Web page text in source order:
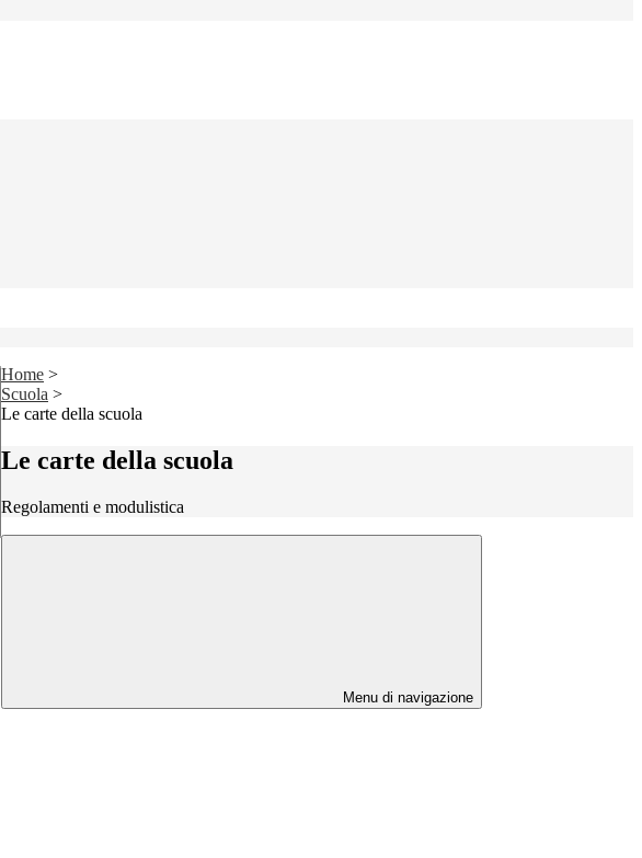
Home >
Scuola >
Le carte della scuola
Le carte della scuola
Regolamenti e modulistica
Menu di navigazione